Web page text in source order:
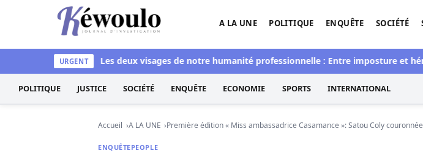
Aller au contenu
Kéwoulo, le premier site d'information et d'investigation de l'Afrique.
A LA UNE POLITIQUE ENQUÊTE SOCIÉTÉ
URGENT
aussi blanchi Les deux visages de notre humanité professionnelle : Entre imposture et
POLITIQUE JUSTICE SOCIÉTÉ ENQUÊTE ECONOMIE SPORTS INTERNATIONAL
Accueil A LA UNE Première édition « Miss ambassadrice Casamance »: Satou Coly couronnée
ENQUÊTEPEOPLE